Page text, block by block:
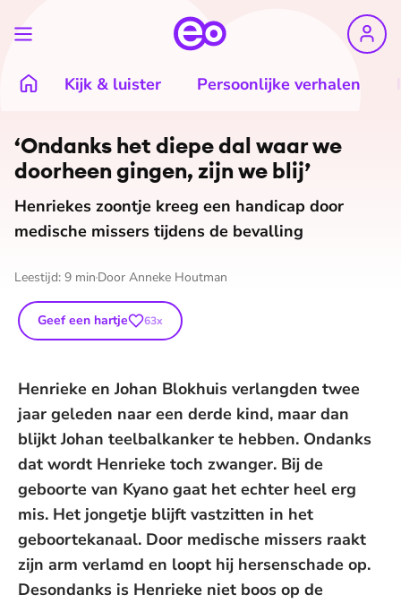
Kijk & luister Persoonlijke verhalen
‘Ondanks het diepe dal waar we
doorheen gingen, zijn we blij’
Henriekes zoontje kreeg een handicap door
medische missers tijdens de bevalling
Leestijd: 9 min Door Anneke Houtman
Geef een hartje 63x
Henrieke en Johan Blokhuis verlangden twee
jaar geleden naar een derde kind, maar dan
blijkt Johan teelbalkanker te hebben. Ondanks
dat wordt Henrieke toch zwanger. Bij de
geboorte van Kyano gaat het echter heel erg
mis. Het jongetje blijft vastzitten in het
geboortekanaal. Door medische missers raakt
zijn arm verlamd en loopt hij hersenschade op.
Desondanks is Henrieke niet boos op de